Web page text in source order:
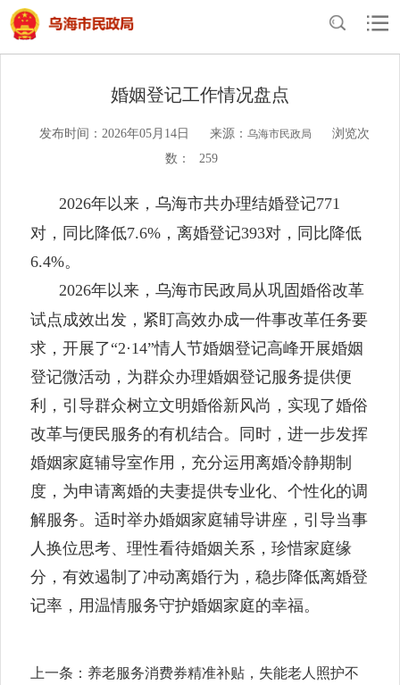
当前位置：首页>民政概况
婚姻登记工作情况盘点
发布时间：2026年05月14日 来源： 乌海市民政局
浏览次
数：
259
2026年以来 ，乌海市共办理结婚登记771
对，同比降低7.6%，离婚登记393对，同比降低
6.4%。
2026年以来，乌海市民政局从巩固婚俗改革
试点成效出发，紧盯高效办成一件事改革任务要
求，开展了“2·14”情人节婚姻登记高峰开展婚姻
登记微活动，为群众办理婚姻登记服务提供便
利，引导群众树立文明婚俗新风尚，实现了婚俗
改革与便民服务的有机结合。同时，进一步发挥
婚姻家庭辅导室作用，充分运用离婚冷静期制
度，为申请离婚的夫妻提供专业化、个性化的调
解服务。适时举办婚姻家庭辅导讲座，引导当事
人换位思考、理性看待婚姻关系，珍惜家庭缘
分，有效遏制了冲动离婚行为，稳步降低离婚登
记率，用温情服务守护婚姻家庭的幸福。
上一条： 养老服务消费券精准补贴，失能老人照护不